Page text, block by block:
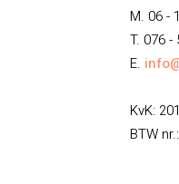
M. 06 -
T. 076 -
E.
KvK:
BTW